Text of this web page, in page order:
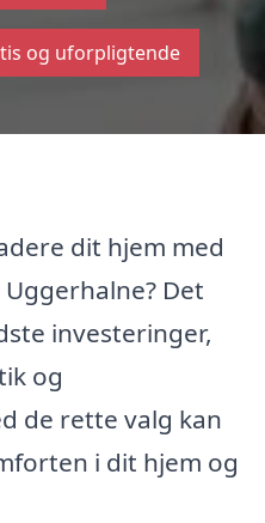
og uforpligtende
dit hjem med
Det
investeringer,
og
de rette valg kan
i dit hjem og